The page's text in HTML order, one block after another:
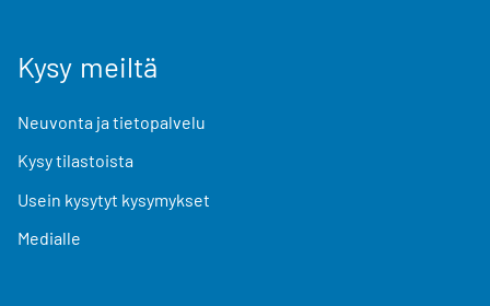
Kysy meiltä
Neuvonta ja tietopalvelu
Kysy tilastoista
Usein kysytyt kysymykset
Medialle